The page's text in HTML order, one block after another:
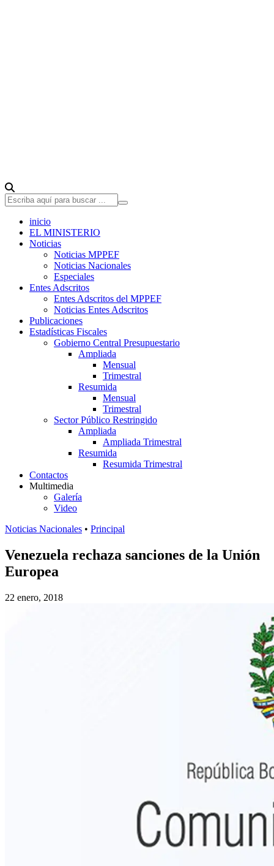
inicio
EL MINISTERIO
Noticias
Noticias MPPEF
Noticias Nacionales
Especiales
Entes Adscritos
Entes Adscritos del MPPEF
Noticias Entes Adscritos
Publicaciones
Estadísticas Fiscales
Gobierno Central Presupuestario
Ampliada
Mensual
Trimestral
Resumida
Mensual
Trimestral
Sector Público Restringido
Ampliada
Ampliada Trimestral
Resumida
Resumida Trimestral
Contactos
Multimedia
Galería
Video
Noticias Nacionales • Principal
Venezuela rechaza sanciones de la Unión
Europea
22 enero, 2018